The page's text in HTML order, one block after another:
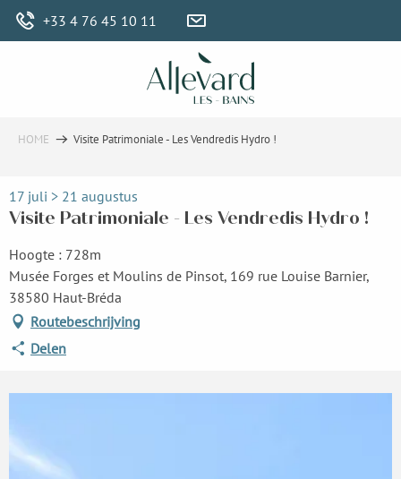
Aller
+33 4 76 45 10 11
HOME Visite Patrimoniale - Les Vendredis Hydro !
17 juli > 21 augustus
Visite Patrimoniale - Les Vendredis Hydro !
Hoogte : 728m
Musée Forges et Moulins de Pinsot, 169 rue Louise Barnier,
38580 Haut-Bréda
Routebeschrijving
Delen